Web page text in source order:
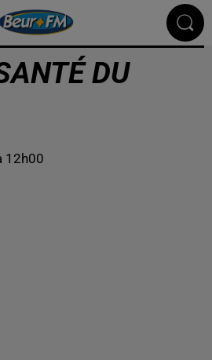
DU
12h00